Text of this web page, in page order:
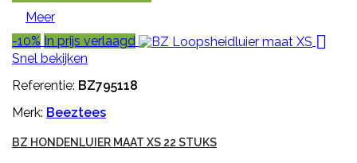
Meer
-10% In prijs verlaagd 
Snel bekijken
Referentie: BZ795118
Merk: Beeztees
BZ HONDENLUIER MAAT XS 22 STUKS